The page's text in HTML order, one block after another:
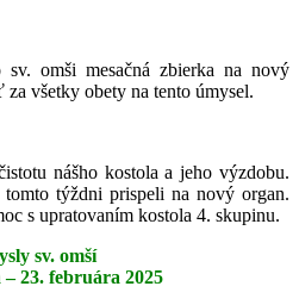
omši mesačná zbierka na nový
všetky obety na tento úmysel.
nášho kostola a jeho výzdobu.
týždni prispeli na nový organ.
s upratovaním kostola 4. skupinu.
sv. omší
23. februára 2025